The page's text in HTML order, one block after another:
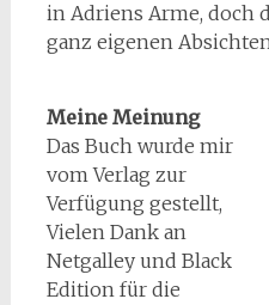
in Adriens Arme, doch
ganz eigenen
Meine Meinung
Das Buch wurde mir
vom Verlag zur
Verfügung gestellt,
Vielen Dank an
Netgalley und Black
Edition für die